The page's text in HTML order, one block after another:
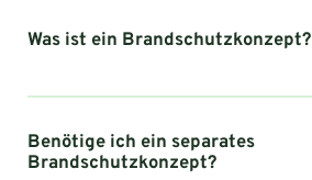
Was ist ein Brandschutzkonzept?
Benötige ich ein separates
Brandschutzkonzept?